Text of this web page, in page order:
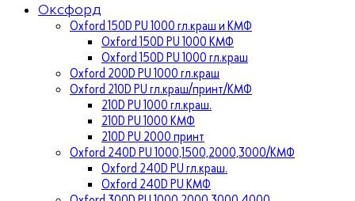
Оксфорд
Oxford 150D PU 1000 гл.краш и КМФ
Oxford 150D PU 1000 КМФ
Oxford 150D PU 1000 гл.краш
Oxford 200D PU 1000 гл.краш
Oxford 210D PU гл.краш/принт/КМФ
210D PU 1000 гл.краш.
210D PU 1000 КМФ
210D PU 2000 принт
Oxford 240D PU 1000,1500,2000,3000/КМФ
Oxford 240D PU гл.краш.
Oxford 240D PU КМФ